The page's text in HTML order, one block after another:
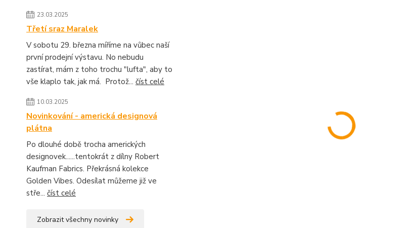
23.03.2025
Třetí sraz Maralek
V sobotu 29. března míříme na vůbec naší
první prodejní výstavu. No nebudu
zastírat, mám z toho trochu "lufta", aby to
vše klaplo tak, jak má. Protož... číst celé
10.03.2025
Novinkování - americká designová
plátna
Po dlouhé době trocha amerických
designovek......tentokrát z dílny Robert
Kaufman Fabrics. Překrásná kolekce
Golden Vibes. Odesílat můžeme již ve
stře... číst celé
Zobrazit všechny novinky